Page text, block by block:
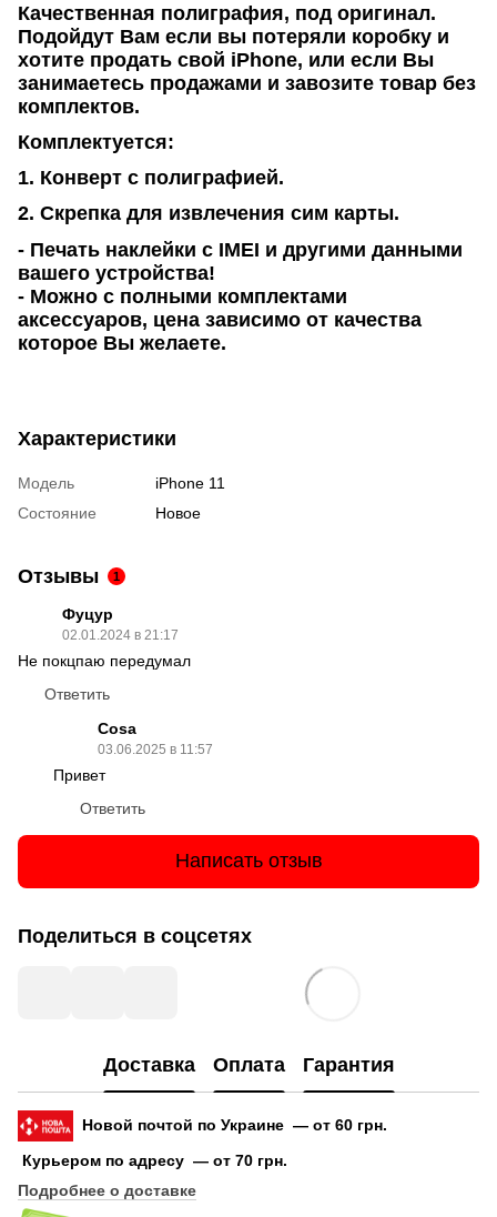
Качественная полиграфия, под оригинал.
Подойдут Вам если вы потеряли коробку и
хотите продать свой iPhone, или если Вы
занимаетесь продажами и завозите товар без
комплектов.
Комплектуется:
1. Конверт с полиграфией.
2. Скрепка для извлечения сим карты.
- Печать наклейки с IMEI и другими данными
вашего устройства!
- Можно с полными комплектами
аксессуаров, цена зависимо от качества
которое Вы желаете.
Характеристики
Модель
iPhone 11
Состояние
Новое
Отзывы 1
Фуцур
02.01.2024 в 21:17
Не покцпаю передумал
Ответить
Cosa
03.06.2025 в 11:57
Привет
Ответить
Написать отзыв
Поделиться в соцсетях
Доставка Оплата Гарантия
Новой почтой по Украине — от 60 грн.
Курьером по адресу — от 70 грн.
Подробнее о доставке